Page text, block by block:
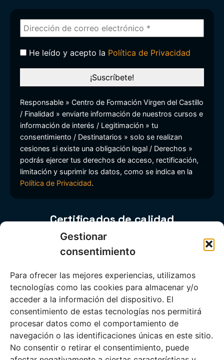
Gestionar
consentimiento
Para ofrecer las mejores experiencias, utilizamos
tecnologías como las cookies para almacenar y/o
acceder a la información del dispositivo. El
consentimiento de estas tecnologías nos permitirá
procesar datos como el comportamiento de
navegación o las identificaciones únicas en este sitio.
No consentir o retirar el consentimiento, puede
He leído y acepto la Política de Privacidad
Responsable » Centro de Formación Virgen del Castillo
/ Finalidad » enviarte información de nuestros cursos e
información de interés / Legitimación » tu
consentimiento / Destinatarios » solo se realizan
cesiones si existe una obligación legal / Derechos »
podrás ejercer tus derechos de acceso, rectificación,
limitación y suprimir los datos, como se indica en la
Política de Privacidad.
Certificados de calidad
Información legal